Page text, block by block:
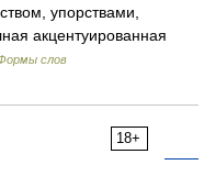
упорствами,
акцентуированная
слов
18+